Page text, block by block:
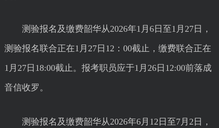
测验报名及缴费韶华从2026年1月6日至1月27日，
测验报名联合正在1月27日12：00截止，缴费联合正在
1月27日18:00截止。报考职员应于1月26日12:00前落成
音信收罗。
测验报名及缴费韶华从2026年6月12日至7月2日，